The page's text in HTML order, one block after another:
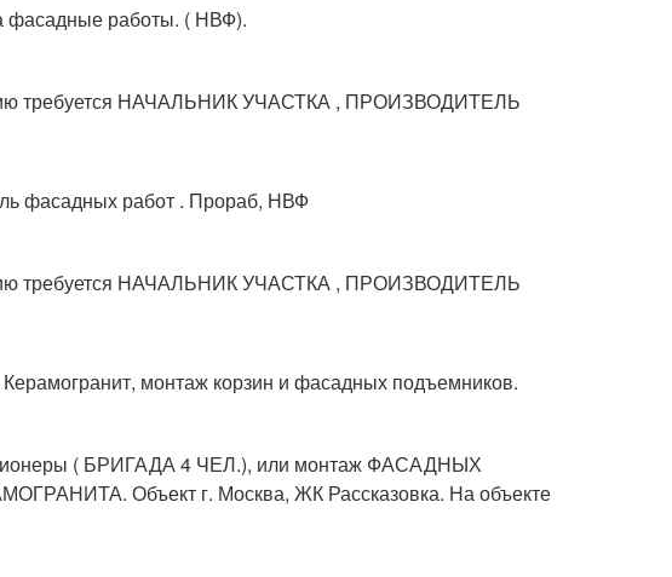
фасадные работы. ( НВФ).
требуется НАЧАЛЬНИК УЧАСТКА , ПРОИЗВОДИТЕЛЬ
фасадных работ . Прораб, НВФ
требуется НАЧАЛЬНИК УЧАСТКА , ПРОИЗВОДИТЕЛЬ
монтаж корзин и фасадных подъемников.
( БРИГАДА 4 ЧЕЛ.), или монтаж ФАСАДНЫХ
Объект г. Москва, ЖК Рассказовка. На объекте